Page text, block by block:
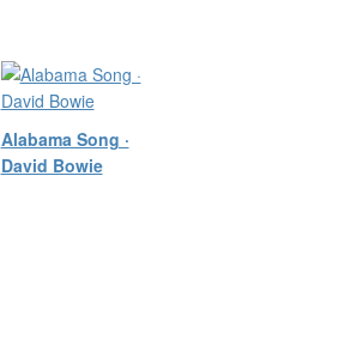
Alabama Song ·
David Bowie